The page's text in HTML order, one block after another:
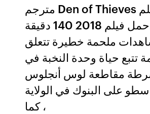
مترجم Den of Thieves مشاهدة فلم
شاهد و حمل فيلم 2018 140 دقيقة
ملحمة خطيرة تتعلق
تتبع حياة وحدة النخبة في
مقاطعة لوس أنجلوس
على البنوك في الولاية
، كما